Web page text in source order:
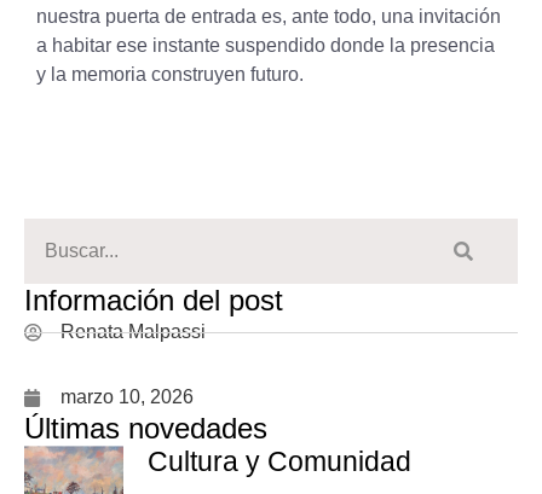
nuestra puerta de entrada es, ante todo, una invitación
a habitar ese instante suspendido donde la presencia
y la memoria construyen futuro.
Información del post
Renata Malpassi
marzo 10, 2026
Últimas novedades
Cultura y Comunidad